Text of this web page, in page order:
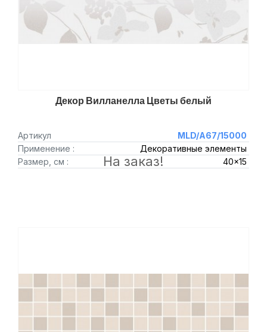
Декор Вилланелла Цветы белый
Артикул
MLD/A67/15000
Применение :
Декоративные элементы
Размер, см :
40x15
На заказ!